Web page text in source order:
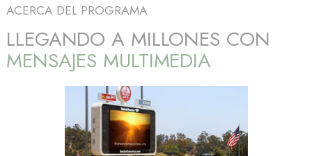
ACERCA DEL PROGRAMA
LLEGANDO A MILLONES CON
MENSAJES MULTIMEDIA